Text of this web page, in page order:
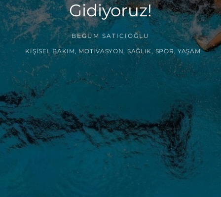
Gidiyoruz!
BEGÜM SATICIOĞLU
KIŞISEL BAKIM MOTIVASYON, SAĞLIK SPOR YAŞAM